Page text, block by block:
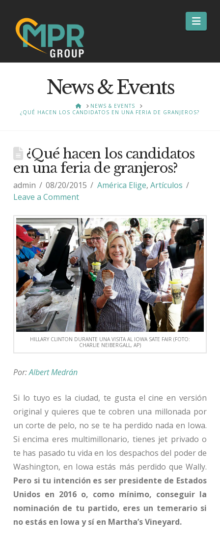
News & Events
HOMENEWS & EVENTS
¿QUÉ HACEN LOS CANDIDATOS EN UNA FERIA DE GRANJEROS?
¿Qué hacen los candidatos
en una feria de granjeros?
admin 08/20/2015 América Elige, Artículos
Leave a Comment
HILLARY CLINTON DURANTE UNA VISITA AL IOWA SATE FAIR (FOTO:
CHARLIE NEIBERGALL, AP)
Por:Albert Medrán
Si lo tuyo es la ciudad, te gusta el cine en versión
original y quieres que te cobren una millonada por
un corte de pelo, no se te ha perdido nada en Iowa.
Si encima eres multimillonario, tienes jet privado o
te has pasado tu vida en los despachos del poder de
Washington, en Iowa estás más perdido que Wally.
Pero si tu intención es ser presidente de Estados
Unidos en 2016 o, como mínimo, conseguir la
nominación de tu partido, eres un temerario si
no estás en Iowa y sí en Martha’s Vineyard.